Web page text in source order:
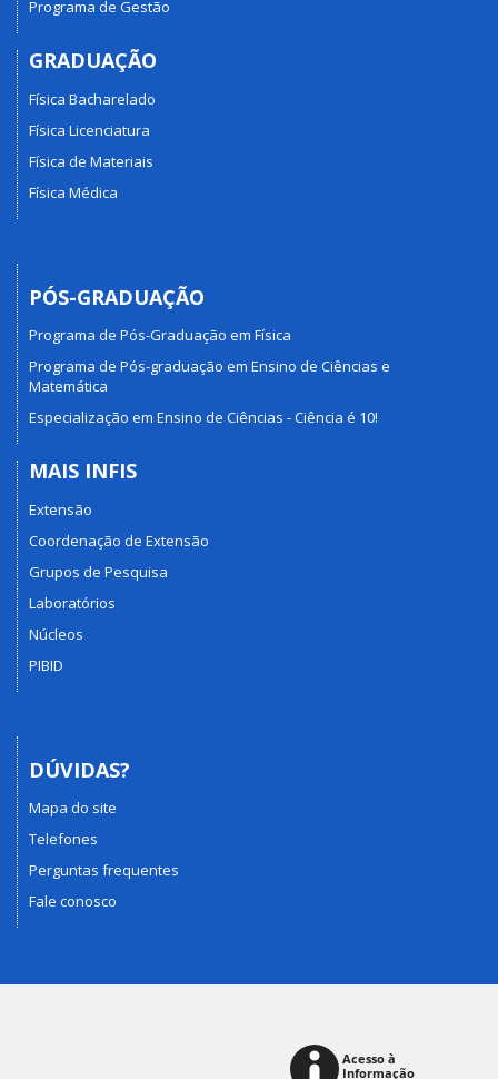
Programa de Gestão
GRADUAÇÃO
Física Bacharelado
Física Licenciatura
Física de Materiais
Física Médica
PÓS-GRADUAÇÃO
Programa de Pós-Graduação em Física
Programa de Pós-graduação em Ensino de Ciências e
Matemática
Especialização em Ensino de Ciências - Ciência é 10!
MAIS INFIS
Extensão
Coordenação de Extensão
Grupos de Pesquisa
Laboratórios
Núcleos
PIBID
DÚVIDAS?
Mapa do site
Telefones
Perguntas frequentes
Fale conosco